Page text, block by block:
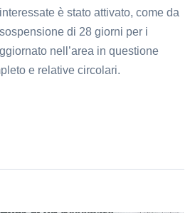
è stato attivato, come da
di 28 giorni per i
nell’area in questione
e relative circolari.